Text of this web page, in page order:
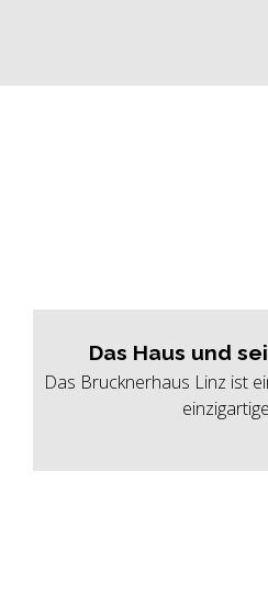
Das Haus und
Das Brucknerhaus Linz ist